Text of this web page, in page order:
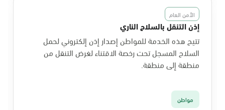
الأمن العام
إذن التنقل بالسلاح الناري
تتيح هذه الخدمة للمواطن إصدار إذن إلكتروني لحمل
السلاح المسجل تحت رخصة الاقتناء لغرض التنقل من
منطقة إلى منطقة.
مواطن